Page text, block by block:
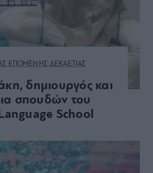
ΕΠΟΜΕΝΗΣ ΔΕΚΑΕΤΙΑΣ
δημιουργός και
σπουδών του
School